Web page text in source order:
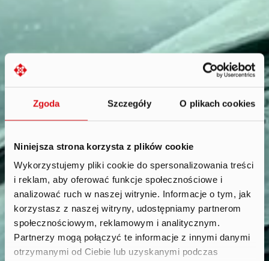
Zgoda Szczegóły O plikach cookies
Niniejsza strona korzysta z plików cookie
Wykorzystujemy pliki cookie do spersonalizowania treści
i reklam, aby oferować funkcje społecznościowe i
analizować ruch w naszej witrynie. Informacje o tym, jak
korzystasz z naszej witryny, udostępniamy partnerom
społecznościowym, reklamowym i analitycznym.
Partnerzy mogą połączyć te informacje z innymi danymi
otrzymanymi od Ciebie lub uzyskanymi podczas
Reports.